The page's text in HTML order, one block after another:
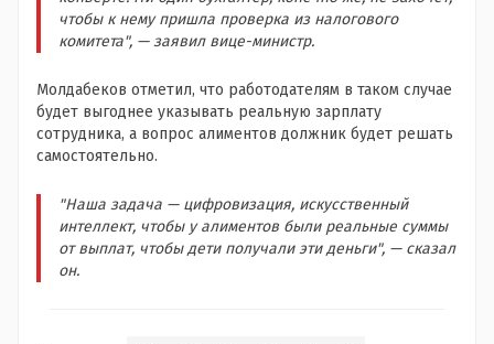
чтобы к нему пришла проверка из налогового
комитета", — заявил вице-министр.
Молдабеков отметил, что работодателям в таком случае
будет выгоднее указывать реальную зарплату
сотрудника, а вопрос алиментов должник будет решать
самостоятельно.
"Наша задача — цифровизация, искусственный
интеллект, чтобы у алиментов были реальные суммы
от выплат, чтобы дети получали эти деньги", — сказал
он.